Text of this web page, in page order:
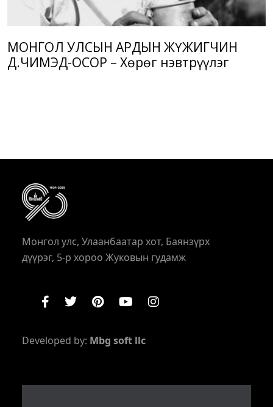
МОНГОЛ УЛСЫН АРДЫН ЖҮЖИГЧИН
Д.ЧИМЭД-ОСОР – Хөрөг нэвтрүүлэг
Монгол улс, Улаанбаатар хот, Баянзүрх
дүүрэг, 5-р хороо Жуковын гудамж
Developed by: Mbg soft llc